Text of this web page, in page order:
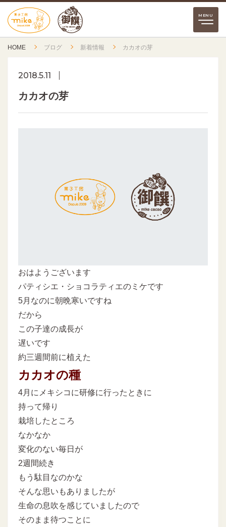
HOME ブログ 新着情報 カカオの芽
2018.5.11
カカオの芽
おはようございます
パティシエ・ショコラティエのミケです
5月なのに朝晩寒いですね
だから
この子達の成長が
遅いです
約三週間前に植えた
カカオの種
4月にメキシコに研修に行ったときに
持って帰り
栽培したところ
なかなか
変化のない毎日が
2週間続き
もう駄目なのかな
そんな思いもありましたが
生命の息吹を感じていましたので
そのまま待つことに